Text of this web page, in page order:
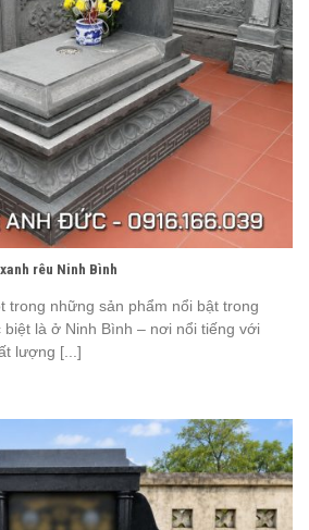
rêu Ninh Bình
trong những sản phẩm nổi bật trong
biệt là ở Ninh Bình – nơi nổi tiếng với
lượng [...]